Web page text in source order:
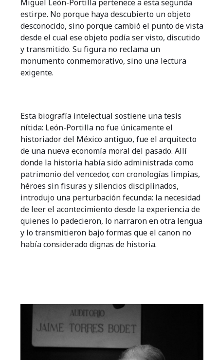
Miguel León-Portilla pertenece a esta segunda
estirpe. No porque haya descubierto un objeto
desconocido, sino porque cambió el punto de vista
desde el cual ese objeto podía ser visto, discutido
y transmitido. Su figura no reclama un
monumento conmemorativo, sino una lectura
exigente.
Esta biografía intelectual sostiene una tesis
nítida: León-Portilla no fue únicamente el
historiador del México antiguo, fue el arquitecto
de una nueva economía moral del pasado. Allí
donde la historia había sido administrada como
patrimonio del vencedor, con cronologías limpias,
héroes sin fisuras y silencios disciplinados,
introdujo una perturbación fecunda: la necesidad
de leer el acontecimiento desde la experiencia de
quienes lo padecieron, lo narraron en otra lengua
y lo transmitieron bajo formas que el canon no
había considerado dignas de historia.